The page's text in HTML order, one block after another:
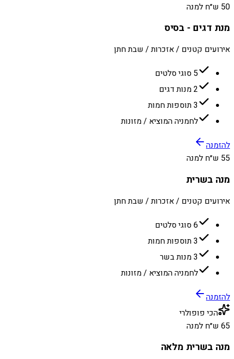
50 ש״ח למנה
מנת דגים - בסיס
אירועים קטנים / אזכרות / שבת חתן
5 סוגי סלטים
2 מנות דגים
3 תוספות חמות
לחמניה המוציא / מזונות
להזמנה
55 ש״ח למנה
מנה בשרית
אירועים קטנים / אזכרות / שבת חתן
6 סוגי סלטים
3 תוספות חמות
3 מנות בשר
לחמניה המוציא / מזונות
להזמנה
הכי פופולרי
65 ש״ח למנה
מנה בשרית מלאה